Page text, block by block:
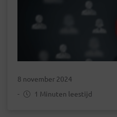
8 november 2024
-
1 Minuten leestijd